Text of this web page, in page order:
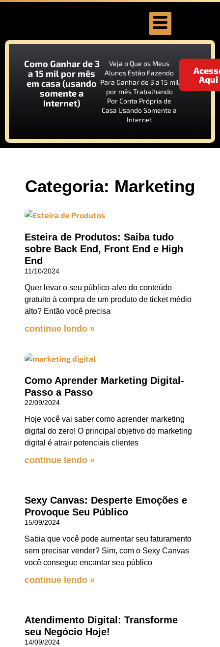
Como Ganhar de 3
a 15 mil por mês
em casa (usando
somente a
Internet)
Veja o Que os Meus
Alunos Estão Fazendo
Para Ganhar de 3 a 15 mil
por mês Trabalhando
Por Conta Própria de
Casa Usando Somente a
Internet
Aqui
Categoria: Marketing
Esteira de Produtos: Saiba tudo
sobre Back End, Front End e High
End
11/10/2024
Quer levar o seu público-alvo do conteúdo
gratuito à compra de um produto de ticket médio
alto? Então você precisa
continue lendo »
Como Aprender Marketing Digital-
Passo a Passo
22/09/2024
Hoje você vai saber como aprender marketing
digital do zero! O principal objetivo do marketing
digital é atrair potenciais clientes
continue lendo »
Sexy Canvas: Desperte Emoções e
Provoque Seu Público
15/09/2024
Sabia que você pode aumentar seu faturamento
sem precisar vender? Sim, com o Sexy Canvas
você consegue encantar seu público
continue lendo »
Atendimento Digital: Transforme
seu Negócio Hoje!
14/09/2024